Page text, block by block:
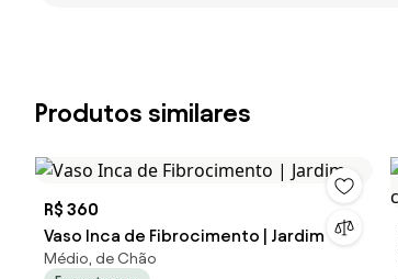
Produtos similares
R$ 360
Vaso Inca de Fibrocimento | Jardim
Médio, de Chão